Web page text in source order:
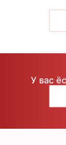
У вас